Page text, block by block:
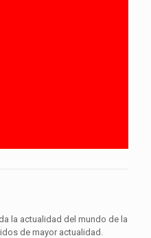
la actualidad del mundo de la
de mayor actualidad.